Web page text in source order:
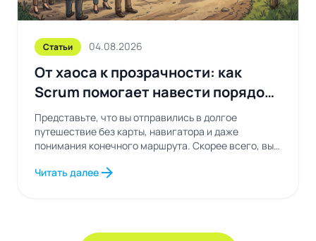
Статьи 04.08.2026
От хаоса к прозрачности: как
Scrum помогает навести порядок
в рабочих процессах
Представьте, что вы отправились в долгое
путешествие без карты, навигатора и даже
понимания конечного маршрута. Скорее всего, вы
Читать далее arrow_forward